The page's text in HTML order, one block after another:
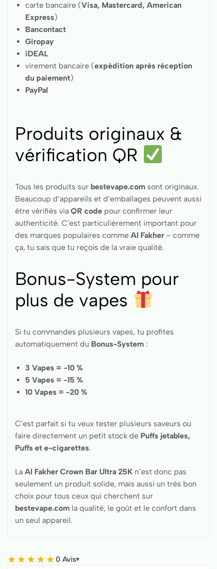
carte bancaire (Visa, Mastercard, American
Express)
Bancontact
Giropay
iDEAL
virement bancaire (expédition après réception
du paiement)
PayPal
Produits originaux &
vérification QR
Tous les produits sur bestevape.com sont originaux.
Beaucoup d’appareils et d’emballages peuvent aussi
être vérifiés via QR code pour confirmer leur
authenticité. C’est particulièrement important pour
des marques populaires comme Al Fakher – comme
ça, tu sais que tu reçois de la vraie qualité.
Bonus-System pour
plus de vapes
Si tu commandes plusieurs vapes, tu profites
automatiquement du Bonus-System :
3 Vapes = -10 %
5 Vapes = -15 %
10 Vapes = -20 %
C’est parfait si tu veux tester plusieurs saveurs ou
faire directement un petit stock de Puffs jetables,
Puffs et e-cigarettes.
La Al Fakher Crown Bar Ultra 25K n’est donc pas
seulement un produit solide, mais aussi un très bon
choix pour tous ceux qui cherchent sur
bestevape.com la qualité, le goût et le confort dans
un seul appareil.
★★★★★ 0 Avis▾